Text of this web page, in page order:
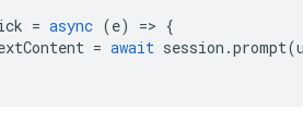
= async (e) => {
= await session .prompt(